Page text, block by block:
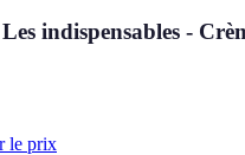
indispensables -
le prix